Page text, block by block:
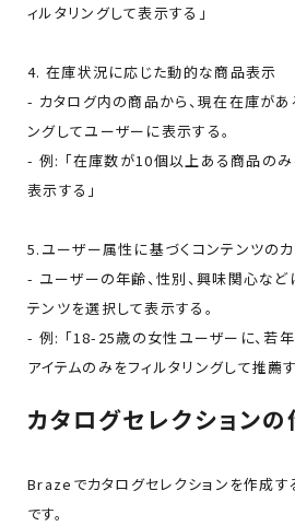
ィルタリングして表示する」
4. 在庫状況に応じた動的な商品表示
- カタログ内の商品から、現在在庫があ
ングしてユーザーに表示する。
- 例: 「在庫数が10個以上ある商品のみ
表示する」
5.ユーザー属性に基づくコンテンツの
- ユーザーの年齢、性別、興味関心など
テンツを選択して表示する。
- 例: 「18-25歳の女性ユーザーに、若
アイテムのみをフィルタリングして推薦
カタログセレクションの
Brazeでカタログセレクションを作成
です。